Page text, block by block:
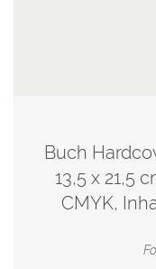
Buch
13,5 x 21,5
CMYK,